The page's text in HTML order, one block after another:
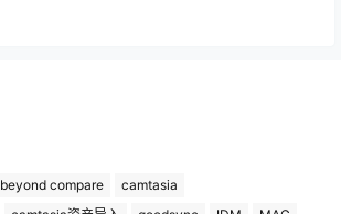
beyond compare
camtasia